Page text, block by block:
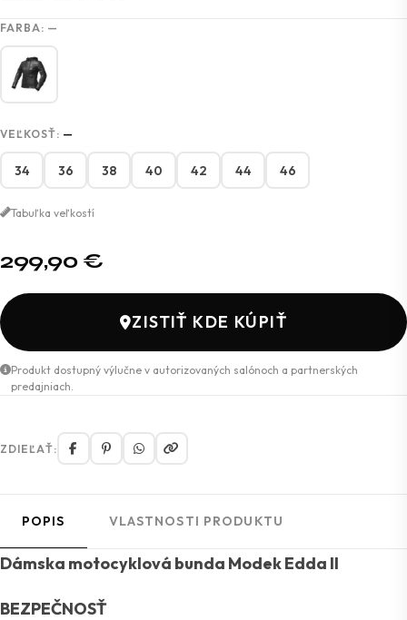
FARBA: —
VEĽKOSŤ: —
34 36 38 40 42 44 46
Tabuľka veľkostí
299,90 €
ZISTIŤ KDE KÚPIŤ
Produkt dostupný výlučne v autorizovaných salónoch a partnerských
predajniach.
ZDIEĽAŤ:
POPIS VLASTNOSTI PRODUKTU
Dámska motocyklová bunda Modek Edda II
BEZPEČNOSŤ